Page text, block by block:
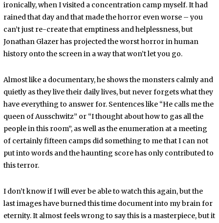
ironically, when I visited a concentration camp myself. It had
rained that day and that made the horror even worse – you
can’t just re-create that emptiness and helplessness, but
Jonathan Glazer has projected the worst horror in human
history onto the screen in a way that won’t let you go.
Almost like a documentary, he shows the monsters calmly and
quietly as they live their daily lives, but never forgets what they
have everything to answer for. Sentences like “He calls me the
queen of Ausschwitz” or “I thought about how to gas all the
people in this room”, as well as the enumeration at a meeting
of certainly fifteen camps did something to me that I can not
put into words and the haunting score has only contributed to
this terror.
I don’t know if I will ever be able to watch this again, but the
last images have burned this time document into my brain for
eternity. It almost feels wrong to say this is a masterpiece, but it